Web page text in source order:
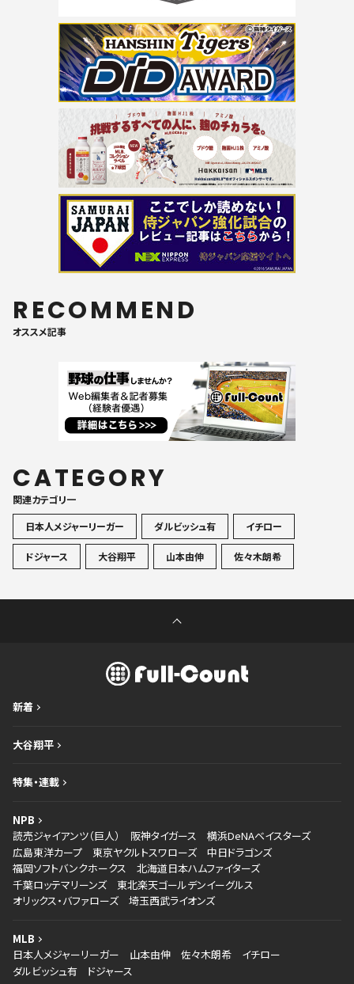
RECOMMEND
オススメ記事
CATEGORY
関連カテゴリ一
日本人メジャーリーガー
ダルビッシュ有 イチロー
ドジャース 大谷翔平 山本由伸 佐々木朗希
新着
大谷翔平
特集・連載
NPB
読売ジャイアンツ（巨人）
阪神タイガース
横浜DeNAベイスターズ
広島東洋カープ
東京ヤクルトスワローズ
中日ドラゴンズ
福岡ソフトバンクホークス
北海道日本ハムファイターズ
千葉ロッテマリーンズ
東北楽天ゴールデンイーグルス
オリックス・バファローズ
埼玉西武ライオンズ
MLB
日本人メジャーリーガー
山本由伸 佐々木朗希
イチロー
ダルビッシュ有
ドジャース